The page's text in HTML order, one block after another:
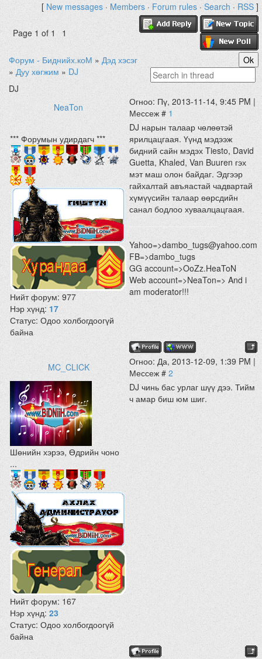
[New messages·Members·Forum rules·Search·RSS]
Page1of1 1
Форум - Биднийх.коМ » Дэд хэсэг
» Дуу хөгжим » DJ
DJ
NeaTon
Огноо: Пү, 2013-11-14, 9:45 PM |
Мессеж #1
*** Форумын удирдагч ***
Нийт форум:977
Нэр хүнд:17
Статус:Одоо холбогдоогүй
байна
DJ нарын талаар чөлөөтэй
ярилцацгаая. Үүнд мэдээж
бидний сайн мэдэх Tiesto, David
Guetta, Khaled, Van Buuren гэх
мэт маш олон байдаг. Эдгээр
гайхалтай авъяастай чадвартай
хүмүүсийн талаар өөрсдийн
санал бодлоо хуваалцацгаая.
Yahoo=>dambo_tugs@yahoo.com
FB=>dambo_tugs
GG account=>OoZz.HeaToN
Web account=>NeaTon=> And i
am moderator!!!
MC_CLICK
Огноо: Да, 2013-12-09, 1:39 PM |
Мессеж #2
Шөнийн хэрээ, Өдрийн чоно
...
Нийт форум:167
Нэр хүнд:23
Статус:Одоо холбогдоогүй
байна
DJ чинь бас урлаг шүү дээ. Тийм
ч амар биш юм шиг.